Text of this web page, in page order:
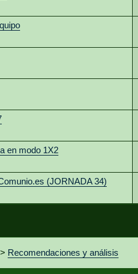
en modo 1X2
(JORNADA 34)
Recomendaciones y análisis